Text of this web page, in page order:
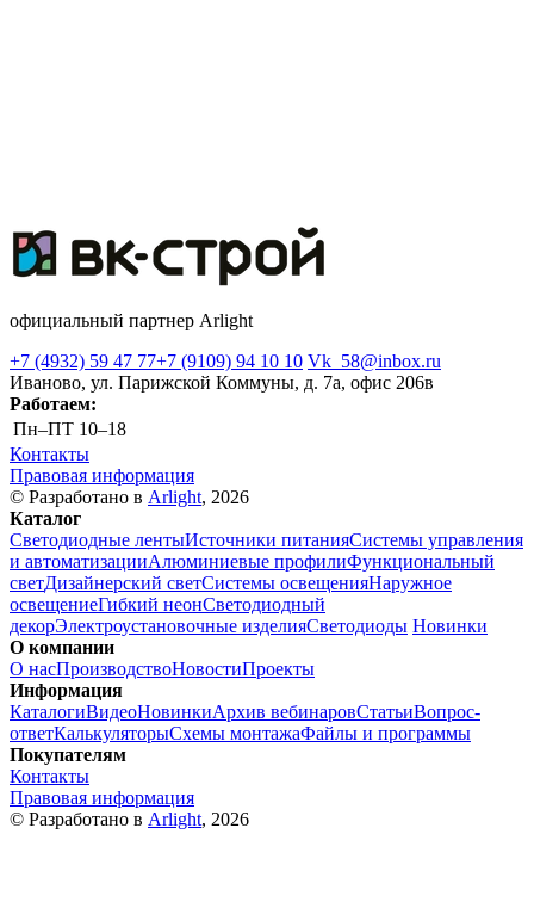
официальный партнер Arlight
+7 (4932) 59 47 77+7 (9109) 94 10 10 Vk_58@inbox.ru
Иваново, ул. Парижской Коммуны, д. 7а, офис 206в
Работаем:
Пн–ПТ 10–18
Контакты
Правовая информация
© Разработано в Arlight, 2026
Каталог
Светодиодные лентыИсточники питанияСистемы управления
и автоматизацииАлюминиевые профилиФункциональный
светДизайнерский светСистемы освещенияНаружное
освещениеГибкий неонСветодиодный
декорЭлектроустановочные изделияСветодиоды Новинки
О компании
О насПроизводствоНовостиПроекты
Информация
КаталогиВидеоНовинкиАрхив вебинаровСтатьиВопрос-
ответКалькуляторыСхемы монтажаФайлы и программы
Покупателям
Контакты
Правовая информация
© Разработано в Arlight, 2026